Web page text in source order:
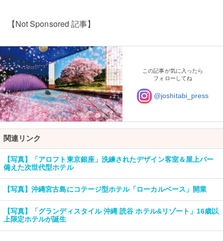
【Not Sponsored 記事】
この記事が気に入ったら
フォローしてね
@joshitabi_press
関連リンク
【写真】「アロフト東京銀座」洗練されたデザイン客室＆屋上バー
備えた次世代型ホテル
【写真】沖縄宮古島にコテージ型ホテル「ローカルベース」開業
【写真】「グランディスタイル 沖縄 読谷 ホテル&リゾート」16歳以
上限定ホテルが誕生